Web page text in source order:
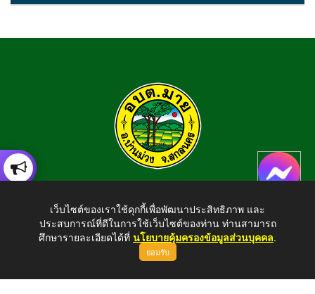
อำเภอบ้านม่วง จังหวัดสกลนคร สอบถามข้อมูลโทร 042-794924
E-mail : tambonmai275@gmail.com
เว็บไซต์ของเราใช้คุกกี้เพื่อพัฒนาประสิทธิภาพ และ
ประสบการณ์ที่ดีในการใช้เว็บไซต์ของท่าน ท่านสามารถ
ศึกษารายละเอียดได้ที่ นโยบายคุ้มครองข้อมูลส่วนบุคคล.
ยอมรับ